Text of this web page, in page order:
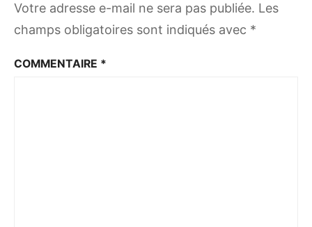
Votre adresse e-mail ne sera pas publiée. Les
champs obligatoires sont indiqués avec *
COMMENTAIRE *